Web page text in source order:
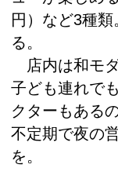
円）など3種
る。
店内は和モ
子ども連れで
クターもある
不定期で夜の
を。